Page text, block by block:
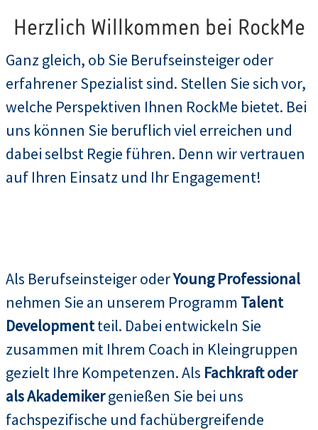
Herzlich Willkommen bei RockMe
Ganz gleich, ob Sie Berufseinsteiger oder
erfahrener Spezialist sind. Stellen Sie sich vor,
welche Perspektiven Ihnen RockMe bietet. Bei
uns können Sie beruflich viel erreichen und
dabei selbst Regie führen. Denn wir vertrauen
auf Ihren Einsatz und Ihr Engagement!
Als Berufseinsteiger oderYoung Professional
nehmen Sie an unserem Programm Talent
Developmentteil. Dabei entwickeln Sie
zusammen mit Ihrem Coach in Kleingruppen
gezielt Ihre Kompetenzen. Als Fachkraft oder
als Akademikergenießen Sie bei uns
fachspezifische und fachübergreifende